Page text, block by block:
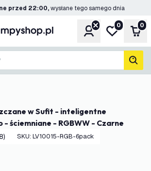
przed 22:00,wysłane tego samego dnia
KontoMoja lista
0 0
- ściemniane - RGBWW - Czarne
SKU: LV10015-RGB-6pack